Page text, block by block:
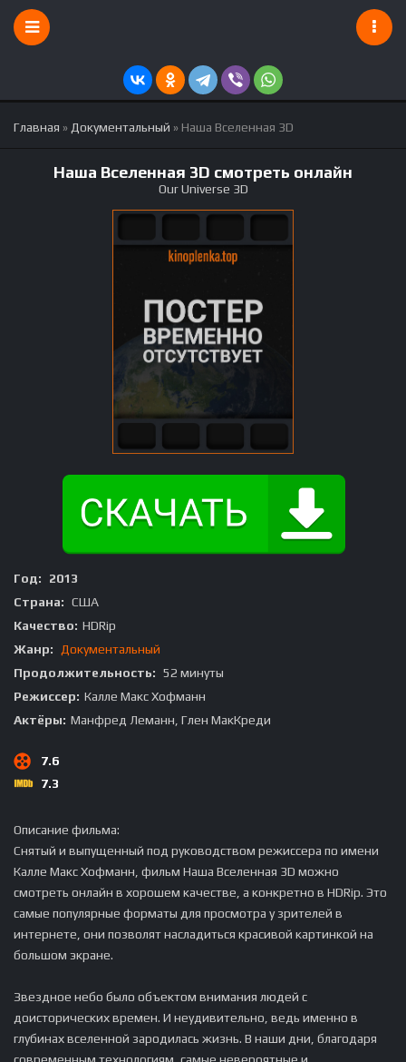
Главная » Документальный » Наша Вселенная 3D
Наша Вселенная 3D смотреть онлайн
Our Universe 3D
Год:
2013
Страна: США
Качество: HDRip
Жанр:
Документальный
Продолжительность: 52 минуты
Режиссер: Калле Макс Хофманн
Актёры: Манфред Леманн, Глен МакКреди
7.6
7.3
Описание фильма:
Снятый и выпущенный под руководством режиссера по имени
Калле Макс Хофманн, фильм Наша Вселенная 3D можно
смотреть онлайн в хорошем качестве, а конкретно в HDRip. Это
самые популярные форматы для просмотра у зрителей в
интернете, они позволят насладиться красивой картинкой на
большом экране.
Звездное небо было объектом внимания людей с
доисторических времен. И неудивительно, ведь именно в
глубинах вселенной зародилась жизнь. В наши дни, благодаря
современным технологиям, самые невероятные и